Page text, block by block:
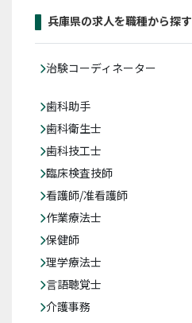
兵庫県の求人を職種から探す
治験コーディネーター
歯科助手
歯科衛生士
歯科技工士
臨床検査技師
看護師/准看護師
作業療法士
保健師
理学療法士
言語聴覚士
介護事務